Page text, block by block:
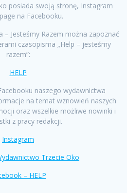
posiada swoją stronę, Instagram
na Facebooku.
– Jesteśmy Razem można zapoznać
czasopisma „Help – jesteśmy
razem”:
HELP
naszego wydawnictwa
na temat wznowień naszych
oraz wszelkie możliwe nowinki i
z pracy redakcji.
Instagram
Trzecie Oko
– HELP